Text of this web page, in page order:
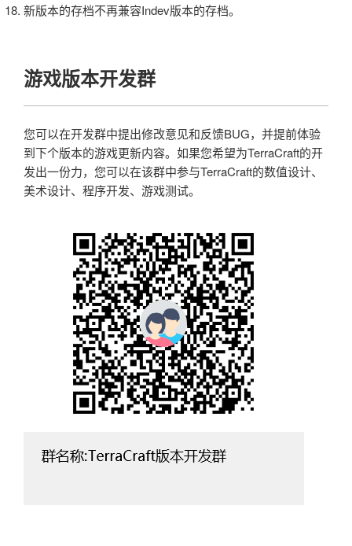
新版本的存档不再兼容Indev版本的存档。
游戏版本开发群
您可以在开发群中提出修改意见和反馈BUG，并提前体验
到下个版本的游戏更新内容。如果您希望为TerraCraft的开
发出一份力，您可以在该群中参与TerraCraft的数值设计、
美术设计、程序开发、游戏测试。